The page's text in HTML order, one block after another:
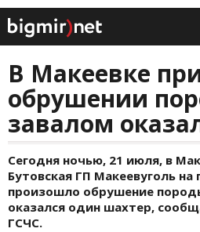
В Макеевке
обрушении
завалом
Сегодня ночью, 21 июля, в
Бутовская ГП Макеевуголь на
произошло обрушение
оказался один шахтер,
ГСЧС.